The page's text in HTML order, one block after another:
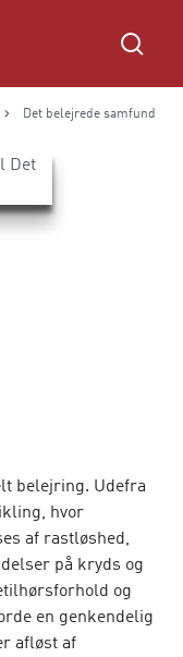
Det belejrede samfund
belejring. Udefra
hvor
af rastløshed,
på kryds og
og
en genkendelig
afløst af